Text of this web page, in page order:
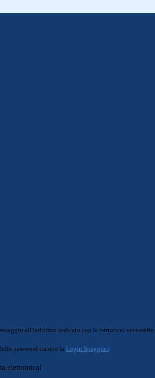
all'indirizzo indicato con le istruzioni necessarie.
password tramite la Login Spaggiari
elettronica!